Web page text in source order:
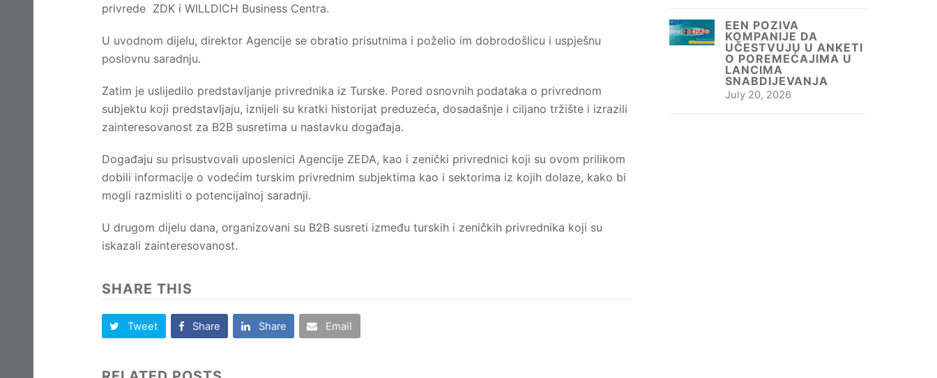
privrede ZDK i WILLDICH Business Centra.
U uvodnom dijelu, direktor Agencije se obratio prisutnima i poželio im dobrodošlicu i uspješnu
poslovnu saradnju.
Zatim je uslijedilo predstavljanje privrednika iz Turske. Pored osnovnih podataka o privrednom
subjektu koji predstavljaju, iznijeli su kratki historijat preduzeća, dosadašnje i ciljano tržište i izrazili
zainteresovanost za B2B susretima u nastavku događaja.
Događaju su prisustvovali uposlenici Agencije ZEDA, kao i zenički privrednici koji su ovom prilikom
dobili informacije o vodećim turskim privrednim subjektima kao i sektorima iz kojih dolaze, kako bi
mogli razmisliti o potencijalnoj saradnji.
U drugom dijelu dana, organizovani su B2B susreti između turskih i zeničkih privrednika koji su
iskazali zainteresovanost.
SHARE THIS
Tweet Share Share Email
EEN POZIVA
KOMPANIJE DA
UČESTVUJU U ANKETI
O POREMEĆAJIMA U
LANCIMA
SNABDIJEVANJA
July 20, 2026